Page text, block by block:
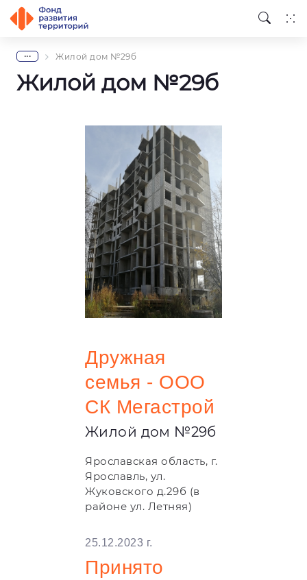
... Жилой дом №29б
Жилой дом №29б
Дружная
семья - ООО
СК Мегастрой
Жилой дом №29б
Ярославская область, г.
Ярославль, ул.
Жуковского д.29б (в
районе ул. Летняя)
25.12.2023 г.
Принято